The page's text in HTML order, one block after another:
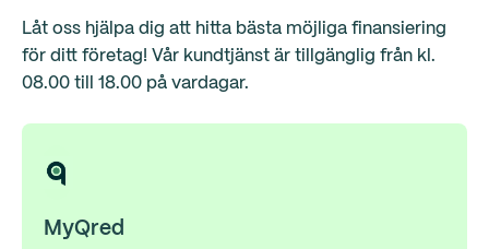
Låt oss hjälpa dig att hitta bästa möjliga finansiering
för ditt företag! Vår kundtjänst är tillgänglig från kl.
08.00 till 18.00 på vardagar.
MyQred